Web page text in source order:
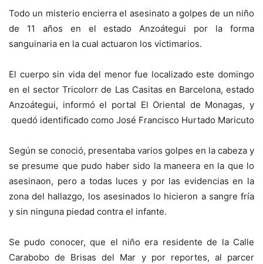
Todo un misterio encierra el asesinato a golpes de un niño
de 11 años en el estado Anzoátegui por la forma
sanguinaria en la cual actuaron los victimarios.
El cuerpo sin vida del menor fue localizado este domingo
en el sector Tricolorr de Las Casitas en Barcelona, estado
Anzoátegui, informó el portal El Oriental de Monagas, y
quedó identificado como José Francisco Hurtado Maricuto
Según se conoció, presentaba varios golpes en la cabeza y
se presume que pudo haber sido la maneera en la que lo
asesinaon, pero a todas luces y por las evidencias en la
zona del hallazgo, los asesinados lo hicieron a sangre fría
y sin ninguna piedad contra el infante.
Se pudo conocer, que el niño era residente de la Calle
Carabobo de Brisas del Mar y por reportes, al parcer